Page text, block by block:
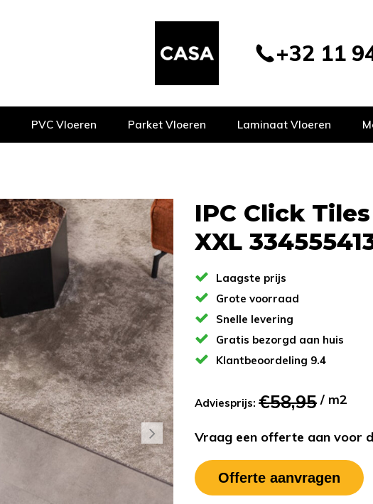
+32 11
PVC Vloeren Parket Vloeren Laminaat Vloeren
IPC Click
XXL
Laagste prijs
Grote voorraad
Snelle levering
Gratis bezorgd aan huis
Klantbeoordeling 9.4
Adviesprijs: €58,95 / m2
Vraag een offerte aan voor
Offerte aanvragen